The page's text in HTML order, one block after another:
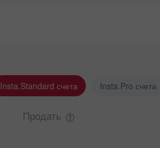
Insta.Standard счета Insta.Pro счета
Продать